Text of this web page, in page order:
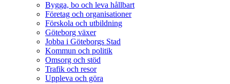
Bygga, bo och leva hållbart
Företag och organisationer
Förskola och utbildning
Göteborg växer
Jobba i Göteborgs Stad
Kommun och politik
Omsorg och stöd
Trafik och resor
Uppleva och göra